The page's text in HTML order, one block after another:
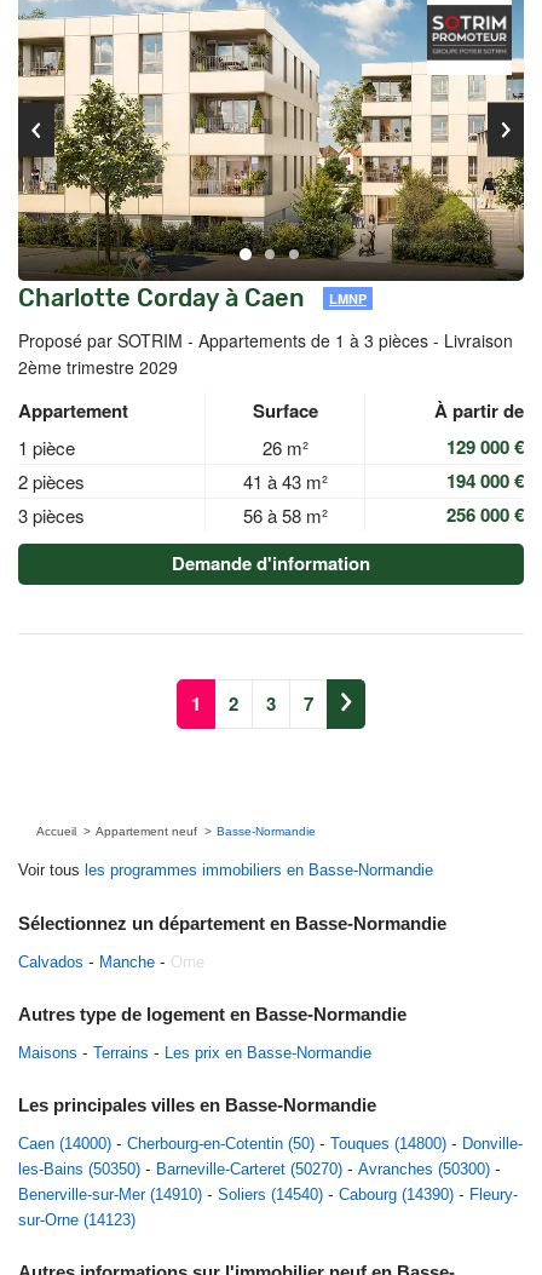
Charlotte Corday à Caen LMNP
Proposé par SOTRIM - Appartements de 1 à 3 pièces - Livraison
2ème trimestre 2029
Appartement Surface À partir de
1 pièce 26 m² 129 000 €
2 pièces 41 à 43 m² 194 000 €
3 pièces 56 à 58 m²
256 000 €
Demande d'information
1 2 3 7
Accueil Appartement neuf Basse-Normandie
Voir tous les programmes immobiliers en Basse-Normandie
Sélectionnez un département en Basse-Normandie
Calvados Manche Orne
Autres type de logement en Basse-Normandie
Maisons Terrains Les prix en Basse-Normandie
Les principales villes en Basse-Normandie
Caen (14000) Cherbourg-en-Cotentin (50) Touques (14800)
Donville-
les-Bains (50350)
Barneville-Carteret (50270)
Avranches (50300)
Benerville-sur-Mer (14910)
Soliers (14540) Cabourg (14390)
Fleury-
sur-Orne (14123)